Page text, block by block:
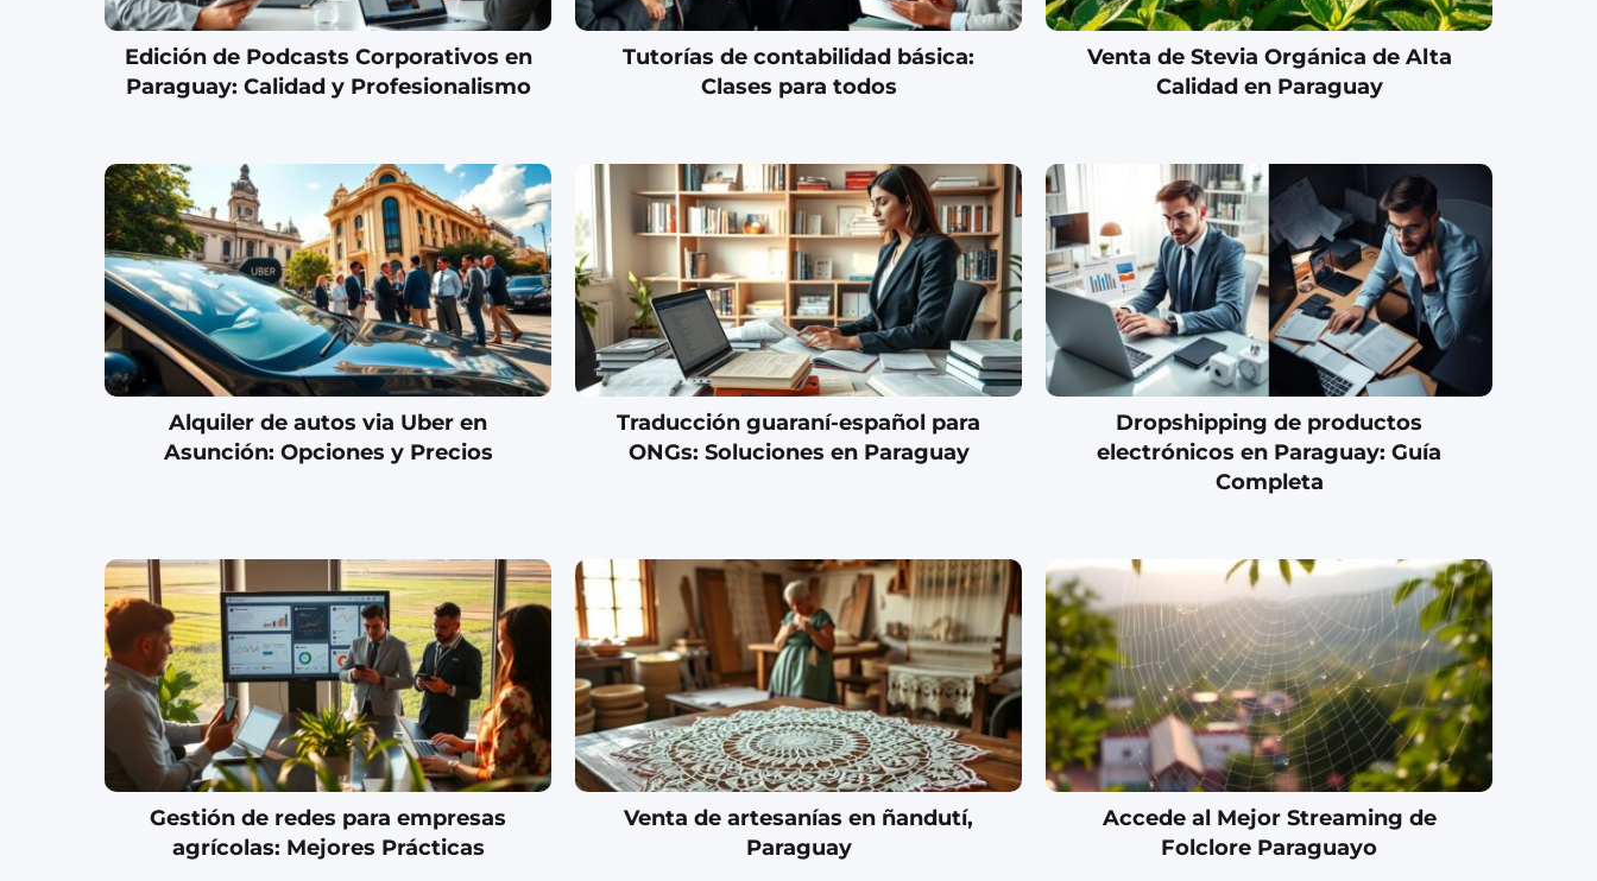
Edición de Podcasts Corporativos en
Paraguay: Calidad y Profesionalismo
Tutorías de contabilidad básica:
Clases para todos
Venta de Stevia Orgánica de Alta
Calidad en Paraguay
Alquiler de autos via Uber en
Asunción: Opciones y Precios
Traducción guaraní-español para
ONGs: Soluciones en Paraguay
Dropshipping de productos
electrónicos en Paraguay: Guía
Completa
Gestión de redes para empresas
agrícolas: Mejores Prácticas
Venta de artesanías en ñandutí,
Paraguay
Accede al Mejor Streaming de
Folclore Paraguayo